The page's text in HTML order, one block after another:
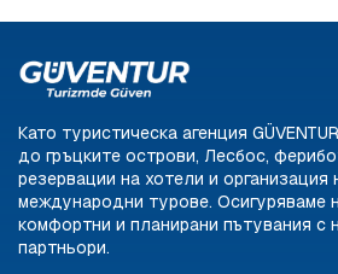
Като туристическа агенция
до гръцките острови, Лесбос,
резервации на хотели и организация
международни турове. Осигуряваме
комфортни и планирани пътувания с
партньори.